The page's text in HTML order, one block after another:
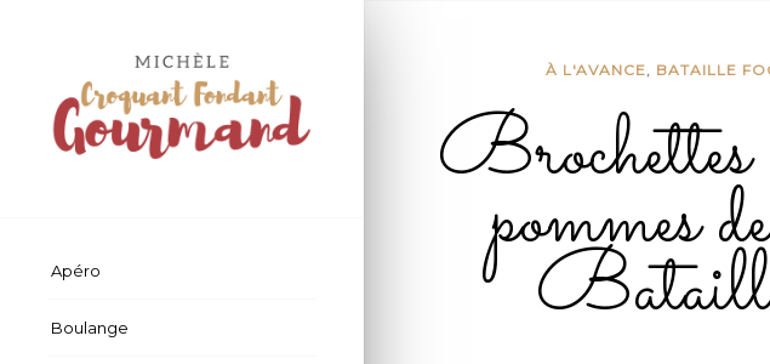
Apéro
Boulange
À L'AVANCE, BATAILLE
Brochettes
pommes